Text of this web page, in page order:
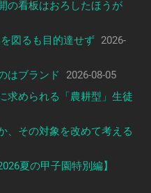
の看板はおろしたほうが
図るも目的達せず 2026-
はブランド
2026-08-05
求められる「農耕型」生徒
、その対象を改めて考える
夏の甲子園特別編】